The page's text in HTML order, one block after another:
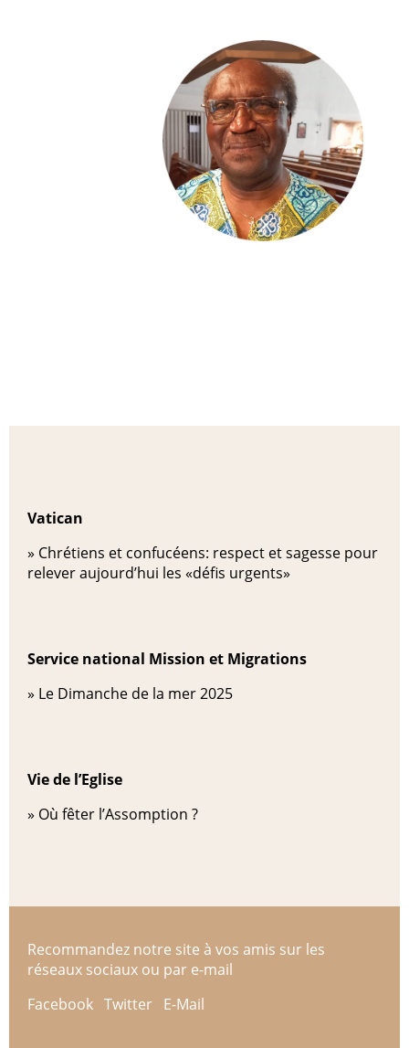
Vatican
» Chrétiens et confucéens: respect et sagesse pour
relever aujourd’hui les «défis urgents»
Service national Mission et Migrations
» Le Dimanche de la mer 2025
Vie de l’Eglise
» Où fêter l’Assomption ?
Recommandez notre site à vos amis sur les
réseaux sociaux ou par e-mail
Facebook Twitter E-Mail